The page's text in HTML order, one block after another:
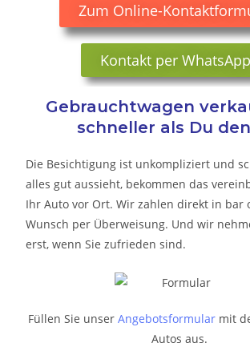
Zum Online-
Kontakt per WhatsApp
Gebrauchtwagen
schneller als Du
Die Besichtigung ist unkompliziert und
alles gut aussieht, bekommen das
Ihr Auto vor Ort. Wir zahlen direkt in bar
Wunsch per Überweisung. Und wir
erst, wenn Sie zufrieden sind.
Füllen Sie unser Angebotsformular mit
Autos aus.